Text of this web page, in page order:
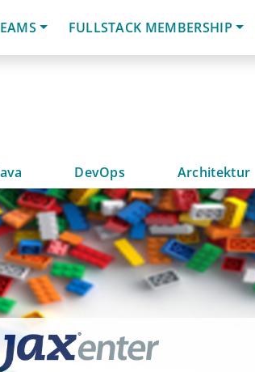
FULLSTACK MEMBERSHIP
DevOps Architektur